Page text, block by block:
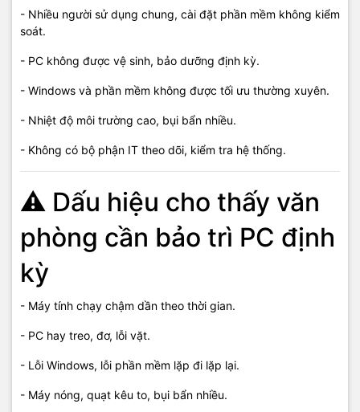
- Nhiều người sử dụng chung, cài đặt phần mềm không kiểm
soát.
- PC không được vệ sinh, bảo dưỡng định kỳ.
- Windows và phần mềm không được tối ưu thường xuyên.
- Nhiệt độ môi trường cao, bụi bẩn nhiều.
- Không có bộ phận IT theo dõi, kiểm tra hệ thống.
⚠️ Dấu hiệu cho thấy văn
phòng cần bảo trì PC định
kỳ
- Máy tính chạy chậm dần theo thời gian.
- PC hay treo, đơ, lỗi vặt.
- Lỗi Windows, lỗi phần mềm lặp đi lặp lại.
- Máy nóng, quạt kêu to, bụi bẩn nhiều.
💰 Báo giá bảo trì hệ thống
PC văn phòng (tham khảo)
Lưu ý:
Chi phí bảo trì PC phụ thuộc vào
số lượng máy tần suất bảo trì
yêu cầu kỹ thuật thực tế . Kỹ thuật viên sẽ khảo sát và báo giá
🔹 Gói bảo trì PC văn phòng cơ
bản
Phù hợp: Văn phòng nhỏ, ít máy tính.
Bao gồm: